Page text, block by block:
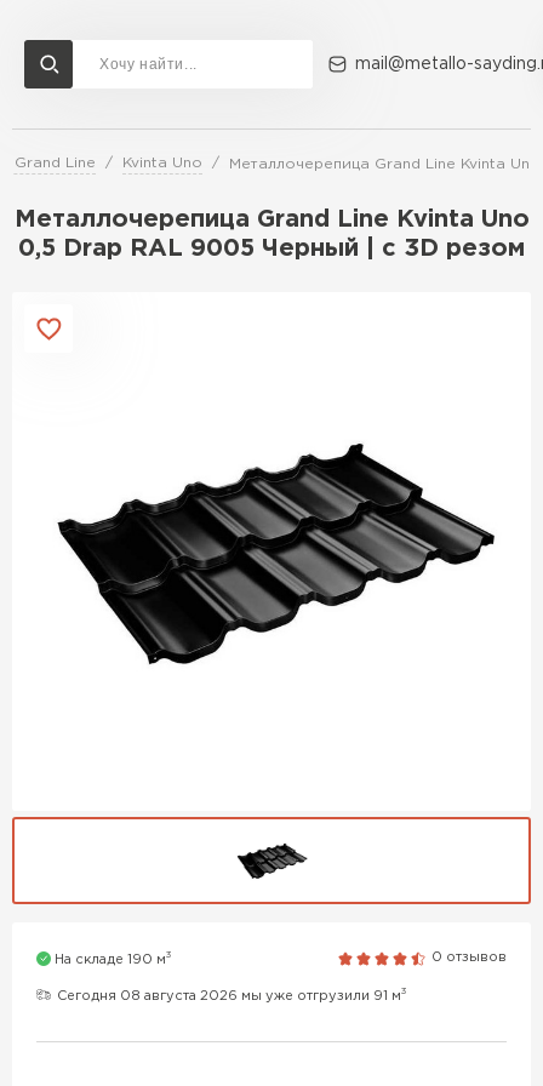
mail@metallo-
Grand Line Kvinta Uno Металлочерепица Grand Line Kvinta
Металлочерепица Grand Line Kvinta Uno
0,5 Drap RAL 9005 Черный | c 3D резом
На складе 190 м3 0 отзывов
Сегодня 08 августа 2026 мы уже отгрузили 91 м3
Доставка и оплата Акции О компании Контакты
Перейти в каталог